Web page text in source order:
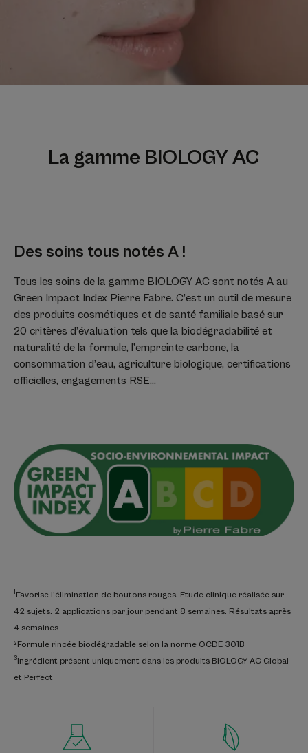
La gamme BIOLOGY AC
Des soins tous notés A !
Tous les soins de la gamme BIOLOGY AC sont notés A au
Green Impact Index Pierre Fabre. C’est un outil de mesure
des produits cosmétiques et de santé familiale basé sur
20 critères d’évaluation tels que la biodégradabilité et
naturalité de la formule, l’empreinte carbone, la
consommation d’eau, agriculture biologique, certifications
officielles, engagements RSE…
1 Favorise l’élimination de boutons rouges. Etude clinique réalisée sur
42 sujets. 2 applications par jour pendant 8 semaines. Résultats après
4 semaines
²Formule rincée biodégradable selon la norme OCDE 301B
3Ingrédient présent uniquement dans les produits BIOLOGY AC Global
et Perfect